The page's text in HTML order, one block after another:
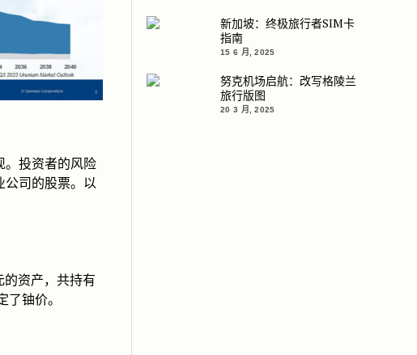
。投资者的风险
公司的股票。以
资产，共持有
铀价。
新加坡：终极旅行者SIM卡
指南
15 6 月, 2025
努克机场启航：改写格陵兰
旅行版图
20 3 月, 2025